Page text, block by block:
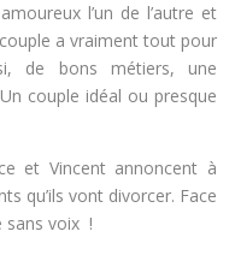
l’un de l’autre et
a vraiment tout pour
de bons métiers, une
couple idéal ou presque
et Vincent annoncent à
qu’ils vont divorcer. Face
sans voix !